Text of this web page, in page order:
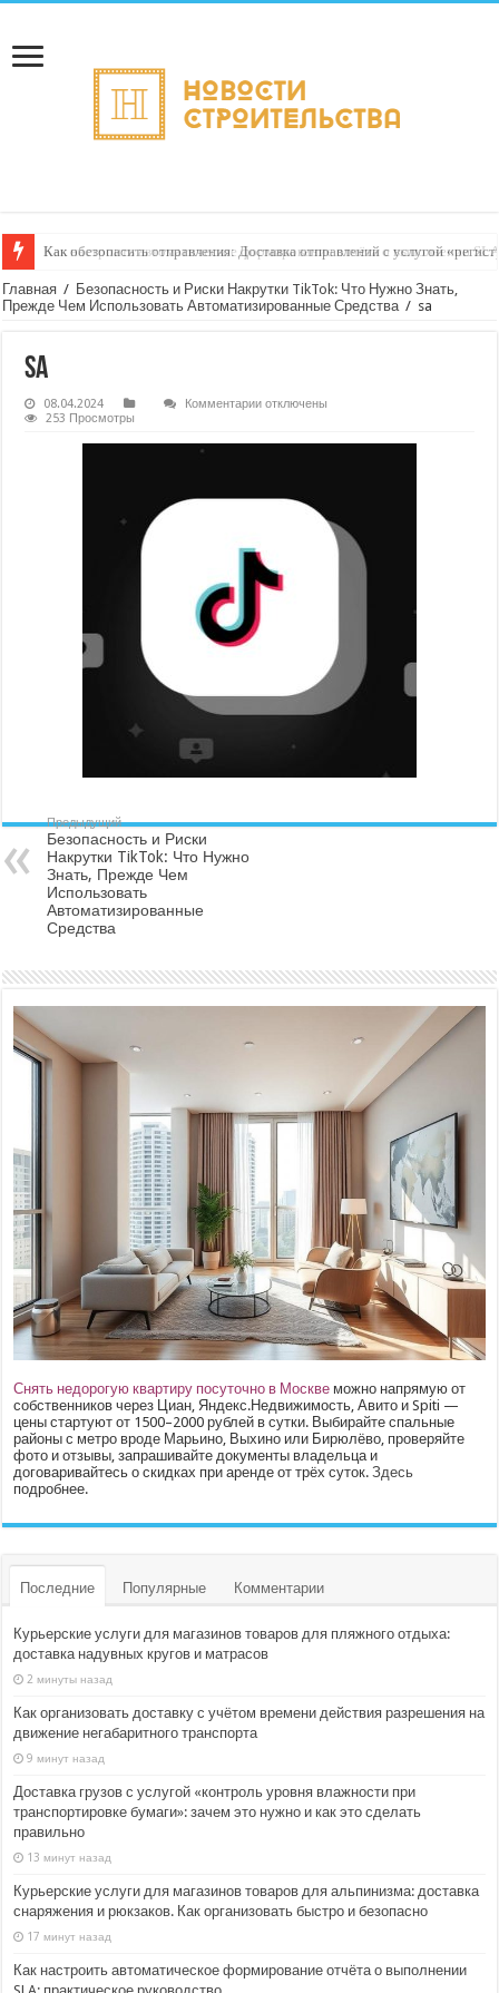
Как обезопасить отправления: Доставка отправлений с услугой
Главная / Безопасность и Риски Накрутки TikTok: Что Нужно Знать,
Прежде Чем Использовать Автоматизированные Средства / sa
sa
08.04.2024 Комментариикотключены
253 Просмотры
Предыдущий
Безопасность и Риски
Накрутки TikTok: Что Нужно
Знать, Прежде Чем
Использовать
Автоматизированные
Средства
Снять недорогую квартиру посуточно в Москве можно напрямую от
собственников через Циан, Яндекс.Недвижимость, Авито и Spiti —
цены стартуют от 1500–2000 рублей в сутки. Выбирайте спальные
районы с метро вроде Марьино, Выхино или Бирюлёво, проверяйте
фото и отзывы, запрашивайте документы владельца и
договаривайтесь о скидках при аренде от трёх суток.Здесь
подробнее.
Последние Популярные Комментарии
Курьерские услуги для магазинов товаров для пляжного отдыха:
доставка надувных кругов и матрасов
2 минуты назад
Как организовать доставку с учётом времени действия разрешения на
движение негабаритного транспорта
9 минут назад
Доставка грузов с услугой «контроль уровня влажности при
транспортировке бумаги»: зачем это нужно и как это сделать
правильно
13 минут назад
Курьерские услуги для магазинов товаров для альпинизма: доставка
снаряжения и рюкзаков. Как организовать быстро и безопасно
17 минут назад
Как настроить автоматическое формирование отчёта о выполнении